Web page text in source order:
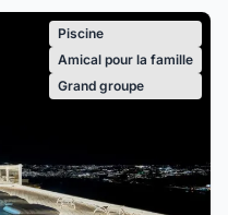
Piscine
Amical pour la famille
Grand groupe